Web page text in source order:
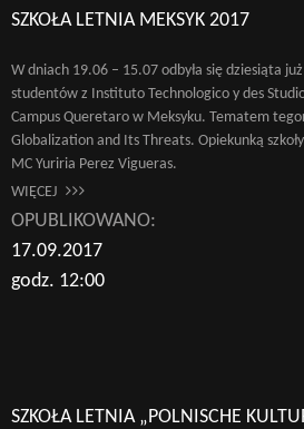
SZKOŁA LETNIA MEKSYK 2017
W dniach 19.06 – 15.07 odbyła się dziesiąta
studentów z Instituto Technologico y des
Campus Queretaro w Meksyku. Tematem
Globalization and Its Threats. Opiekunką
MC Yuriria Perez Vigueras.
WIĘCEJ
OPUBLIKOWANO:
17.09.2017
godz. 12:00
SZKOŁA LETNIA „POLNISCHE